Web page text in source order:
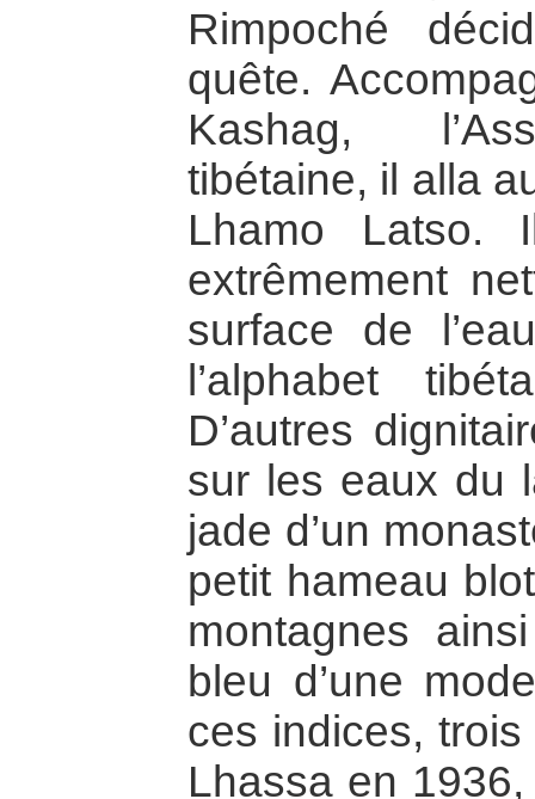
Rimpoché
quête.
Kashag,
tibétaine, il alla
Lhamo
extrêmement
surface de
l’alphabet
D’autres
sur les eaux du
jade d’un
petit hameau
montagnes
bleu d’une
ces indices,
Lhassa en